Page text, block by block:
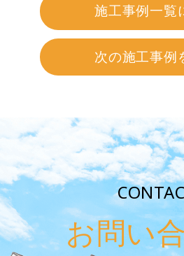
施工事例一覧
次の施工事例
お問い